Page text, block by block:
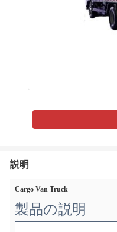
説明
Cargo Van Truck
製品の説明